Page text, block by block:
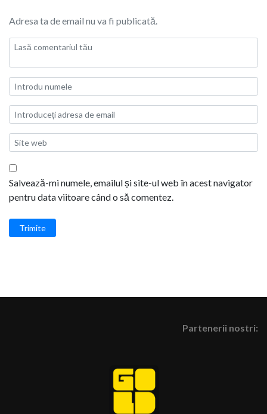
Adresa ta de email nu va fi publicată.
Salvează-mi numele, emailul și site-ul web în acest navigator
pentru data viitoare când o să comentez.
Trimite
Partenerii nostri: